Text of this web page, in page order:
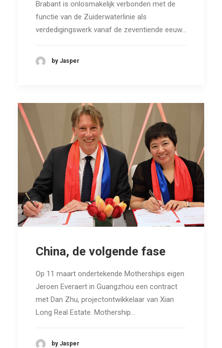
Brabant is onlosmakelijk verbonden met de
functie van de Zuiderwaterlinie als
verdedigingswerk vanaf de zeventiende eeuw…
by Jasper
China, de volgende fase
Op 11 maart ondertekende Motherships eigen
Jeroen Everaert in Guangzhou een contract
met Dan Zhu, projectontwikkelaar van Xian
Long Real Estate. Mothership…
by Jasper